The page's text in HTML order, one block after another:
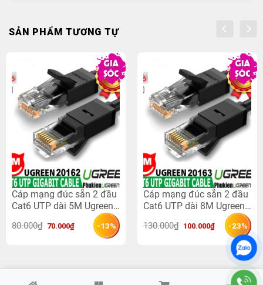
SẢN PHẨM TƯƠNG TỰ
Cáp mạng đúc sẵn 2 đầu
Cat6 UTP dài 5M Ugreen
80.000₫ Giá
70.000₫Giá
-13%
Cáp mạng đúc sẵn 2 đầu
Cat6 UTP dài 8M Ugreen
130.000₫ Giá
100.000₫Giá
hiện
100.000₫.
-23%